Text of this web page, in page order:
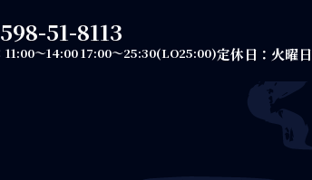
51-8113
11:00～14:0017:00～25:30(LO25:00)定休日：火曜日